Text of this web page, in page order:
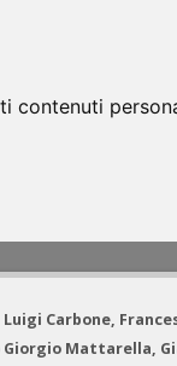
contenuti
Carbone,
Mattarella,